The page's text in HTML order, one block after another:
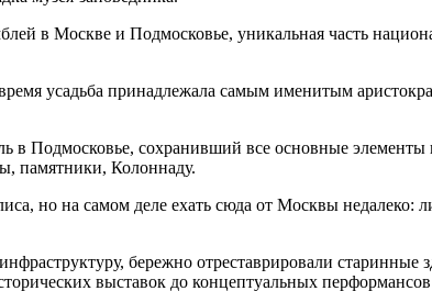
в Москве и Подмосковье, уникальная часть
усадьба принадлежала самым именитым
в Подмосковье, сохранивший все основные
памятники, Колоннаду.
но на самом деле ехать сюда от Москвы
бережно отреставрировали
выставок до концептуальных